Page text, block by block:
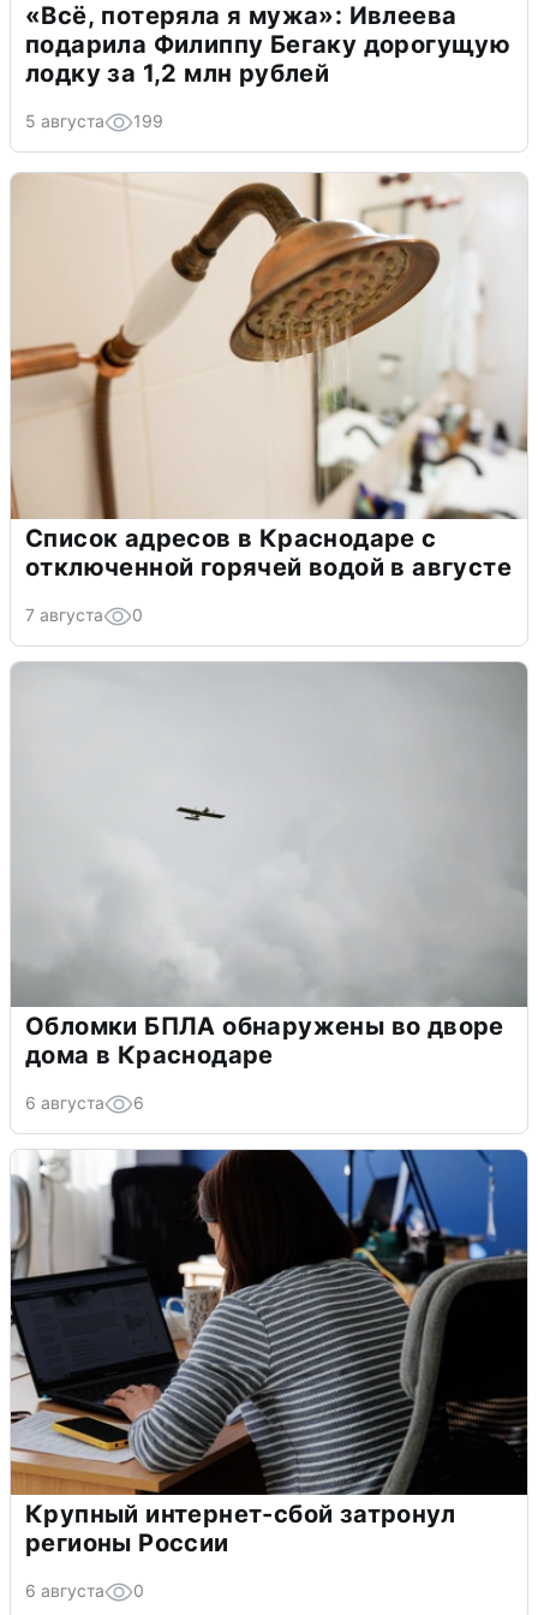
«Всё, потеряла я мужа»: Ивлеева
подарила Филиппу Бегаку дорогущую
лодку за 1,2 млн рублей
5 августа 199
Список адресов в Краснодаре с
отключенной горячей водой в августе
7 августа 0
Обломки БПЛА обнаружены во дворе
дома в Краснодаре
6 августа 6
Крупный интернет-сбой затронул
регионы России
6 августа 0